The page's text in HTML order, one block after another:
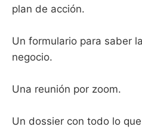
plan de acción.
Un formulario para saber
negocio.
Una reunión por zoom.
Un dossier con todo lo